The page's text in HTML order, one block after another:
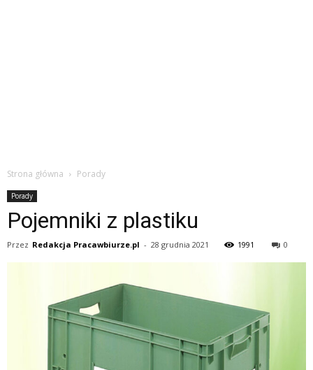
Strona główna Porady
Porady
Pojemniki z plastiku
Przez Redakcja Pracawbiurze.pl - 28 grudnia 2021 1991 0